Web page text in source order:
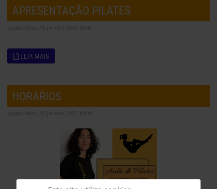
APRESENTAÇÃO PILATES
quarta-feira, 15 janeiro 2025 10:40
LEIA MAIS
HORARIOS
quarta-feira, 15 janeiro 2025 10:39